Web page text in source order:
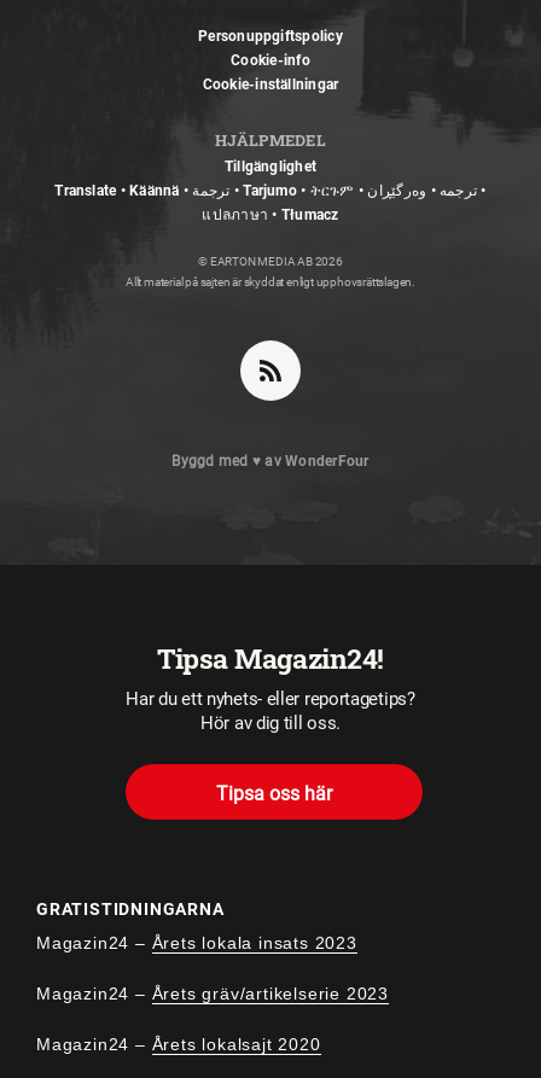
Personuppgiftspolicy
Cookie-info
Cookie-inställningar
HJÄLPMEDEL
Tillgänglighet
Translate • Käännä • ترجمة • Tarjumo • ትርጉም • ترجمه • وەرگێڕان •
แปลภาษา • Tłumacz
© EARTON MEDIA AB 2026
Allt material på sajten är skyddat enligt upphovsrättslagen.
Byggd med ♥ avWonderFour
Tipsa Magazin24!
Har du ett nyhets- eller reportagetips?
Hör av dig till oss.
Tipsa oss här
GRATISTIDNINGARNA
Magazin24 – Årets lokala insats 2023
Magazin24 – Årets gräv/artikelserie 2023
Magazin24 – Årets lokalsajt 2020